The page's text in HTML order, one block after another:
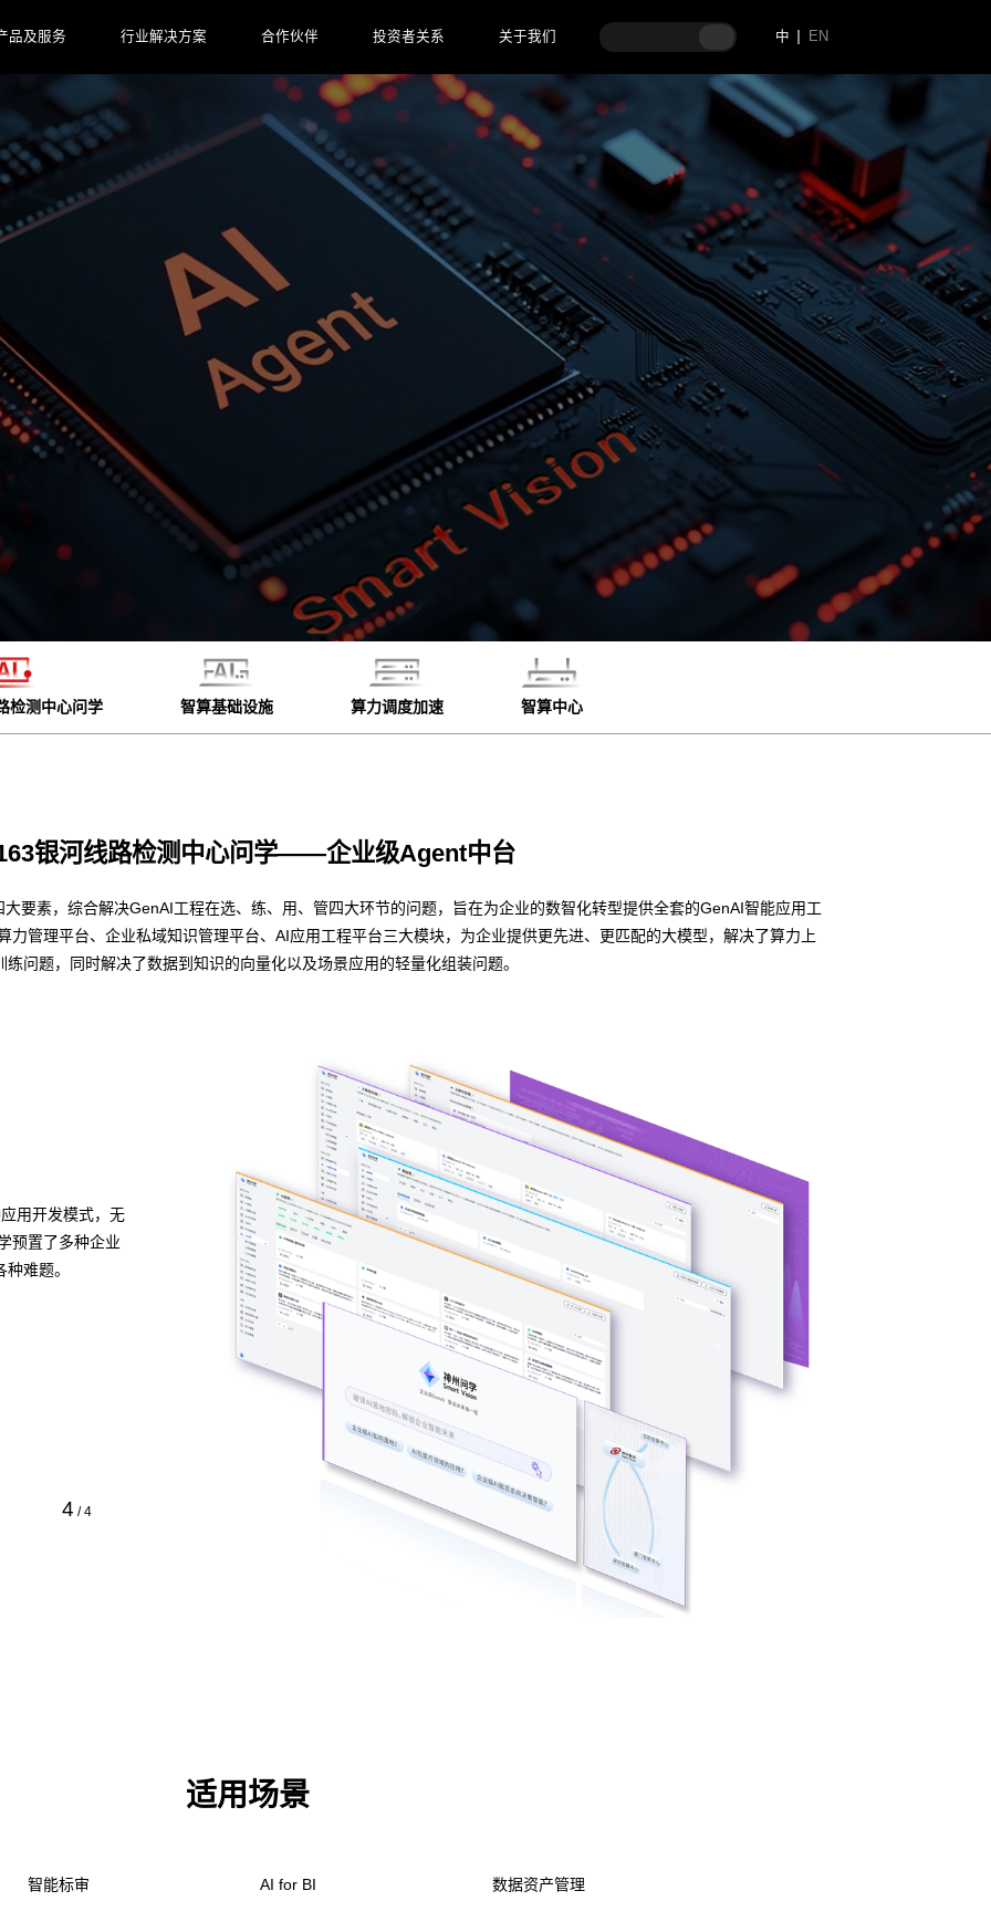
品及服务 行业解决方案 合作伙伴 投资者关系 关于我们 中 EN
检测中心问学 智算基础设施 算力调度加速 智算中心
银河线路检测中心问学——企业级Agent中台
要素，综合解决GenAI工程在选、练、用、管四大环节的问题，旨在为企业的数智化转型提供全套的GenAI智能应用工
力管理平台、企业私域知识管理平台、AI应用工程平台三大模块，为企业提供更先进、更匹配的大模型，解决了算力上
问题，同时解决了数据到知识的向量化以及场景应用的轻量化组装问题。
用开发模式，无
预置了多种企业
难题。
异构算力统一纳管
模型算力全面优化
6163银河线路检测中心问学支持信创/非信创、多品牌CPU与GPU异
构多端算力的统一管理，解决大模型算力技术瓶颈，可根据模型、芯
片类型，弹性调度，提高关键核心算力GPU使用效率。
预约专家咨询 >>
4 /4
适用场景
智能标审 AI for BI 数据资产管理